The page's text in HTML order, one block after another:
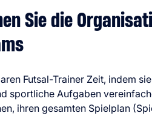
Sie die
Futsal-Trainer Zeit, indem sie
sportliche Aufgaben
ihren gesamten Spielplan